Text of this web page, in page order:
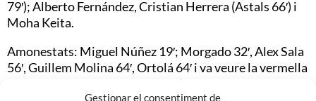
Gestionar el consentiment de
79′); Alberto Fernández, Cristian Herrera (Astals 66′) i
Moha Keita.
Amonestats: Miguel Núñez 19′; Morgado 32′, Alex Sala
56′, Guillem Molina 64′, Ortolá 64′ i va veure la vermella
directa Alberto Fernández 84′ i l’entrenador Miki Lladó